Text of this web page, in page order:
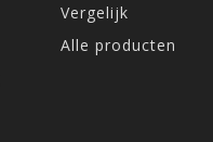
Vergelijk
Alle producten